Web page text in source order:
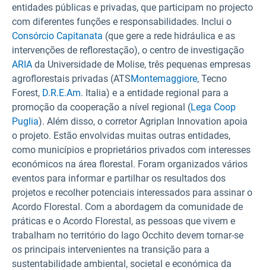
entidades públicas e privadas, que participam no projecto
com diferentes funções e responsabilidades. Inclui o
Consórcio Capitanata (que gere a rede hidráulica e as
intervenções de reflorestação), o centro de investigação
ARIA da Universidade de Molise, três pequenas empresas
agroflorestais privadas (ATSMontemaggiore, Tecno
Forest, D.R.E.Am. Italia) e a entidade regional para a
promoção da cooperação a nível regional (Lega Coop
Puglia). Além disso, o corretor Agriplan Innovation apoia
o projeto. Estão envolvidas muitas outras entidades,
como municípios e proprietários privados com interesses
económicos na área florestal. Foram organizados vários
eventos para informar e partilhar os resultados dos
projetos e recolher potenciais interessados para assinar o
Acordo Florestal. Com a abordagem da comunidade de
práticas e o Acordo Florestal, as pessoas que vivem e
trabalham no território do lago Occhito devem tornar-se
os principais intervenientes na transição para a
sustentabilidade ambiental, societal e económica da